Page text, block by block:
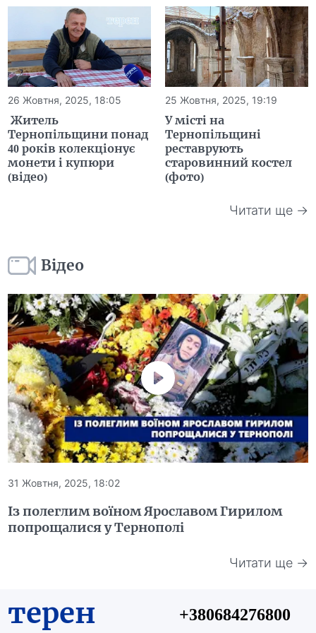
26 Жовтня, 2025, 18:05
Житель
Тернопільщини понад
40 років колекціонує
монети і купюри
(відео)
25 Жовтня, 2025, 19:19
У місті на
Тернопільщині
реставрують
старовинний костел
(фото)
Читати ще →
Відео
31 Жовтня, 2025, 18:02
Із полеглим воїном Ярославом Гирилом
попрощалися у Тернополі
Читати ще →
терен +380684276800